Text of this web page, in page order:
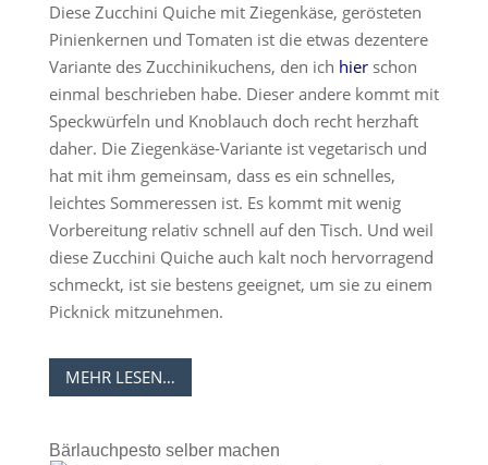
Diese Zucchini Quiche mit Ziegenkäse, gerösteten
Pinienkernen und Tomaten ist die etwas dezentere
Variante des Zucchinikuchens, den ich hierschon
einmal beschrieben habe. Dieser andere kommt mit
Speckwürfeln und Knoblauch doch recht herzhaft
daher. Die Ziegenkäse-Variante ist vegetarisch und
hat mit ihm gemeinsam, dass es ein schnelles,
leichtes Sommeressen ist. Es kommt mit wenig
Vorbereitung relativ schnell auf den Tisch. Und weil
diese Zucchini Quiche auch kalt noch hervorragend
schmeckt, ist sie bestens geeignet, um sie zu einem
Picknick mitzunehmen.
MEHR LESEN…
Bärlauchpesto selber machen